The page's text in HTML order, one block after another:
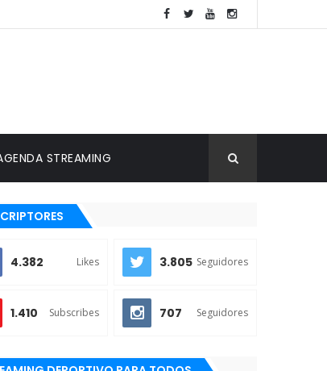
STREAMING
4.382 Likes 3.805 Seguidores
1.410 Subscribes 707 Seguidores